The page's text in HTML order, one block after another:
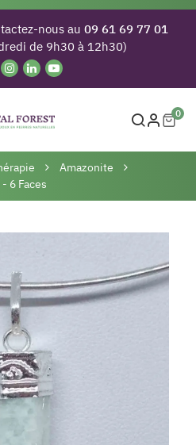
nous au 09 61 69 77 01
de 9h30 à 12h30)
0
Amazonite
6 Faces